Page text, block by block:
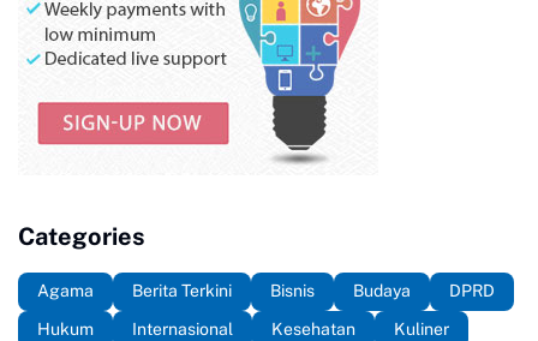
Categories
Agama Berita Terkini Bisnis Budaya
DPRD
Hukum
Internasional Kesehatan
Kuliner